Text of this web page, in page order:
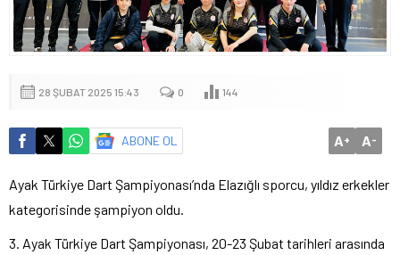
28 ŞUBAT 2025 15:43 0 144
ABONE OL A+ A-
Ayak Türkiye Dart Şampiyonası’nda Elazığlı sporcu, yıldız erkekler
kategorisinde şampiyon oldu.
3. Ayak Türkiye Dart Şampiyonası, 20-23 Şubat tarihleri arasında